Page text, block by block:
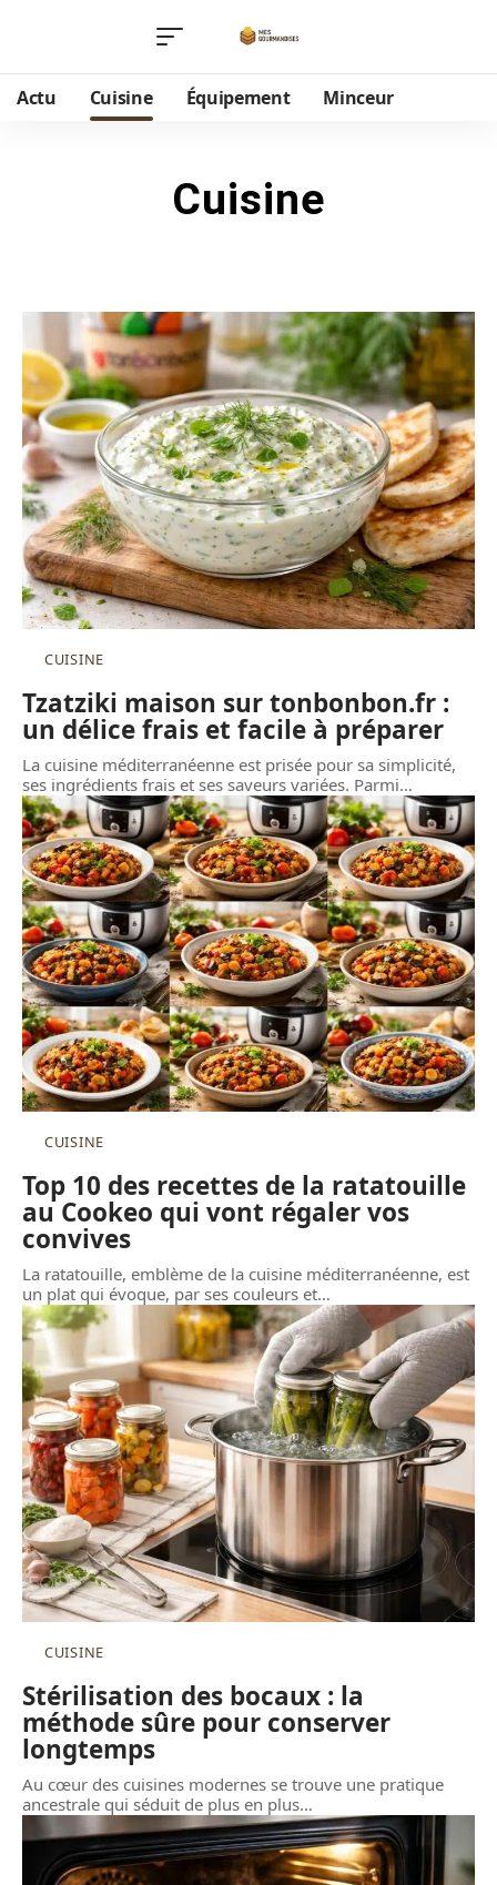
Actu Cuisine Équipement Minceur
Cuisine
CUISINE
Tzatziki maison sur tonbonbon.fr :
un délice frais et facile à préparer
La cuisine méditerranéenne est prisée pour sa simplicité,
ses ingrédients frais et ses saveurs variées. Parmi…
CUISINE
Top 10 des recettes de la ratatouille
au Cookeo qui vont régaler vos
convives
La ratatouille, emblème de la cuisine méditerranéenne, est
un plat qui évoque, par ses couleurs et…
CUISINE
Stérilisation des bocaux : la
méthode sûre pour conserver
longtemps
Au cœur des cuisines modernes se trouve une pratique
ancestrale qui séduit de plus en plus…